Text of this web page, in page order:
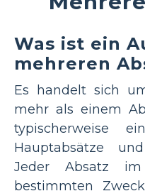
Was ist ein
mehreren
Es handelt sich
mehr als einem
typischerweise
Hauptabsätze
Jeder Absatz
bestimmten